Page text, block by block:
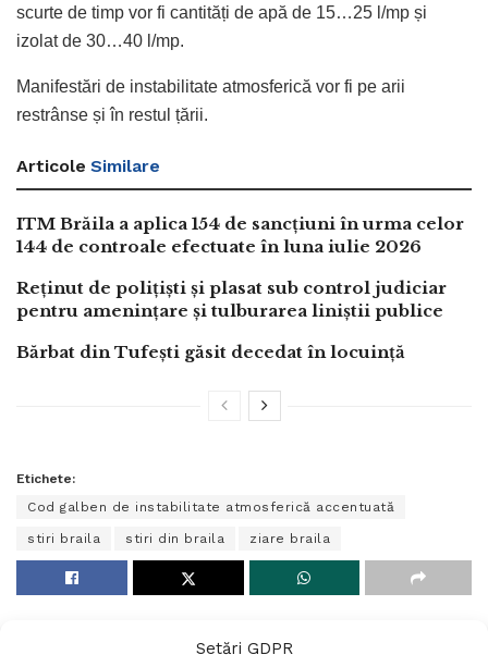
Setări GDPR
scurte de timp vor fi cantități de apă de 15…25 l/mp și
izolat de 30…40 l/mp.
Manifestări de instabilitate atmosferică vor fi pe arii
restrânse și în restul țării.
Articole Similare
ITM Brăila a aplica 154 de sancțiuni în urma celor
144 de controale efectuate în luna iulie 2026
Reținut de polițiști și plasat sub control judiciar
pentru amenințare și tulburarea liniștii publice
Bărbat din Tufești găsit decedat în locuință
Etichete:
Cod galben de instabilitate atmosferică accentuată
stiri braila stiri din braila ziare braila